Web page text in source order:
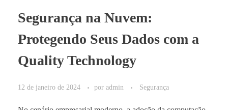
Segurança na Nuvem:
Protegendo Seus Dados com a
Quality Technology
12 de janeiro de 2024 por admin Segurança